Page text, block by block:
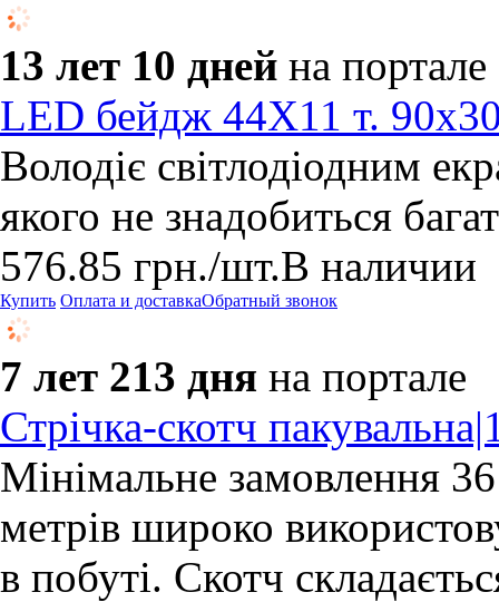
13 лет 10 дней на портале
LED бейдж 44Х11 т.
Володіє світлодіодним
якого не знадобиться
576.85 грн./шт.В наличии
Купить Оплата и доставкаОбратный звонок
7 лет 213 дня на портале
Стрічка-скотч
Мінімальне замовлення
метрів широко
в побуті. Скотч